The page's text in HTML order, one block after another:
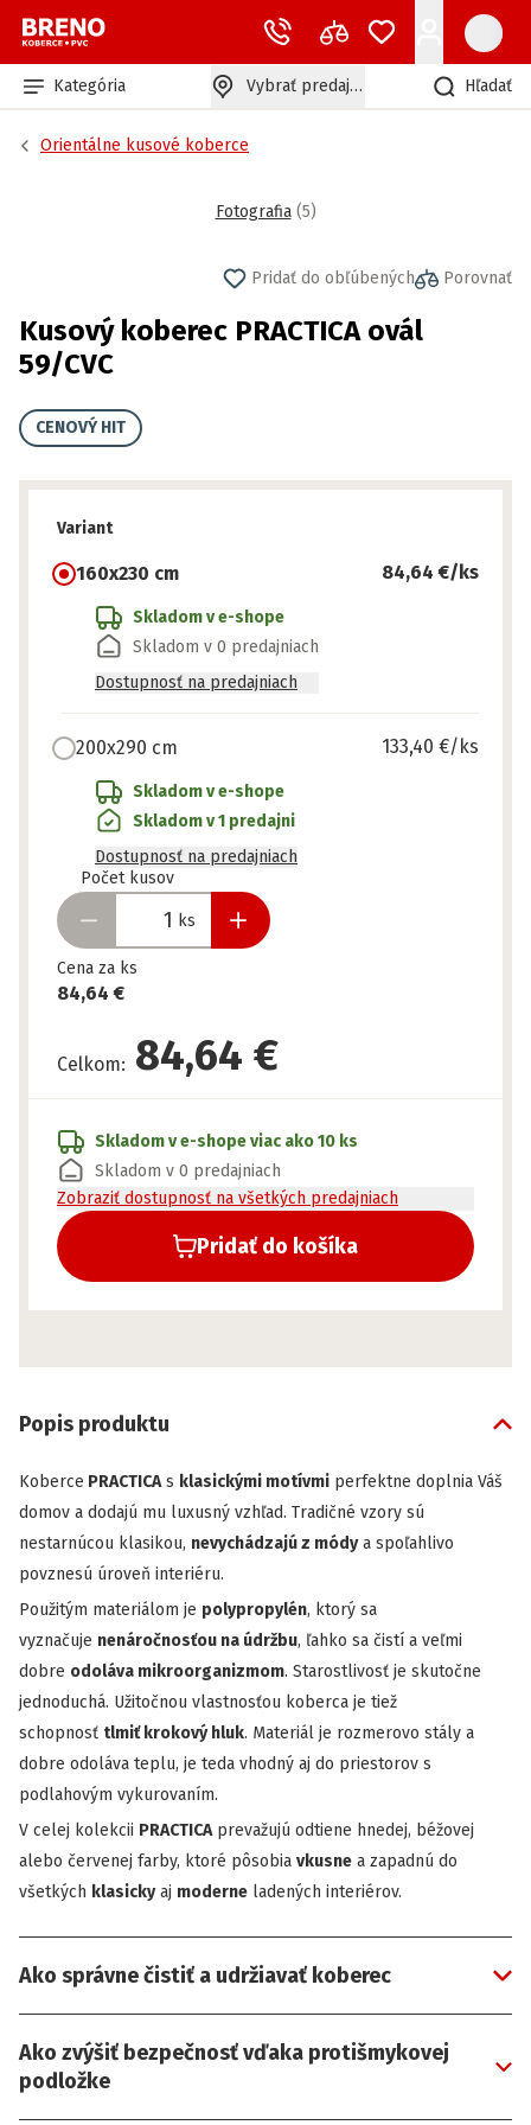
Kategória Vybrať predajňu Hľadať
Orientálne kusové koberce
Fotografia (5)
Pridať do obľúbených Porovnať
Kusový koberec PRACTICA ovál
59/CVC
CENOVÝ HIT
Variant
160x230 cm 84,64 €/ks
Skladom v e-shope
Skladom v 0 predajniach
Dostupnosť na predajniach
200x290 cm 133,40 €/ks
Skladom v e-shope
Skladom v 1 predajni
Dostupnosť na predajniach
Počet kusov
ks
Pripravené
Cena za ks
84,64 €
Celkom: 84,64 €
Pridať do košíka
Skladom v e-shopeviac ako 10 ks
Skladom v 0 predajniach
Zobraziť dostupnosť na všetkých predajniach
Popis produktu
Koberce PRACTICAs klasickými motívmi perfektne doplnia Váš
domov a dodajú mu luxusný vzhľad. Tradičné vzory sú
nestarnúcou klasikou, nevychádzajú z módya spoľahlivo
povznesú úroveň interiéru.
Použitým materiálom je polypropylén, ktorý sa
vyznačuje nenáročnosťou na údržbu, ľahko sa čistí a veľmi
dobre odoláva mikroorganizmom. Starostlivosť je skutočne
jednoduchá. Užitočnou vlastnosťou koberca je tiež
schopnosť tlmiť krokový hluk. Materiál je rozmerovo stály a
dobre odoláva teplu, je teda vhodný aj do priestorov s
podlahovým vykurovaním.
V celej kolekcii PRACTICAprevažujú odtiene hnedej, béžovej
alebo červenej farby, ktoré pôsobia vkusne a zapadnú do
všetkých klasickyaj moderne ladených interiérov.
Ako správne čistiť a udržiavať koberec
Ako zvýšiť bezpečnosť vďaka protišmykovej
podložke